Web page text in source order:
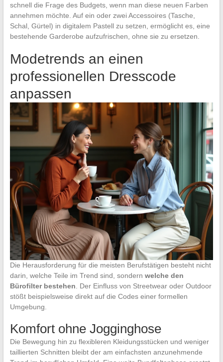
schnell die Frage des Budgets, wenn man diese neuen Farben
annehmen möchte. Auf ein oder zwei Accessoires (Tasche,
Schal, Gürtel) in digitalem Pastell zu setzen, ermöglicht es, eine
bestehende Garderobe aufzufrischen, ohne sie zu ersetzen.
Modetrends an einen
professionellen Dresscode
anpassen
Die Herausforderung für die meisten Berufstätigen besteht nicht
darin, welche Teile im Trend sind, sondern welche den
Bürofilter bestehen. Der Einfluss von Streetwear oder Outdoor
stößt beispielsweise direkt auf die Codes einer formellen
Umgebung.
Komfort ohne Jogginghose
Die Bewegung hin zu flexibleren Kleidungsstücken und weniger
taillierten Schnitten bleibt der am einfachsten anzunehmende